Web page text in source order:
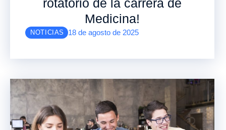
rotatorio de la carrera de
Medicina!
NOTICIAS 18 de agosto de 2025